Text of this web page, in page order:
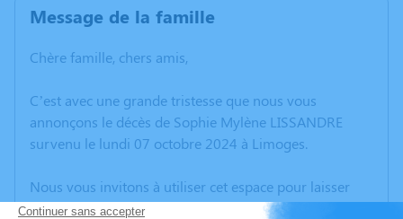
Message de la famille
Chère famille, chers amis,
C’est avec une grande tristesse que nous vous
annonçons le décès de Sophie Mylène LISSANDRE
survenu le lundi 07 octobre 2024 à Limoges.
Nous vous invitons à utiliser cet espace pour laisser
vos condoléances, partager des photos souvenirs, une